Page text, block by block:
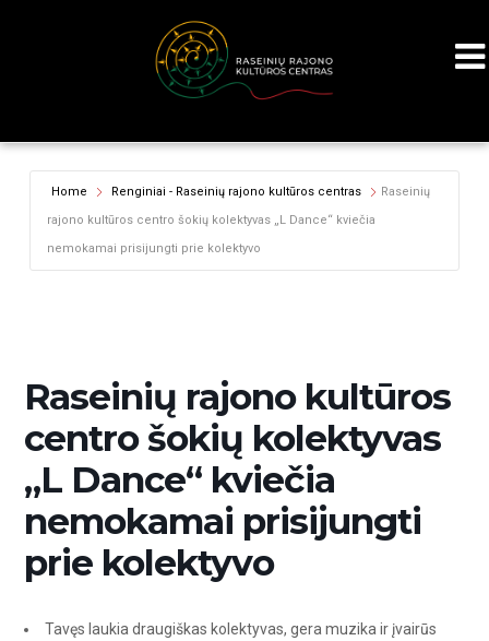
Home Renginiai - Raseinių rajono kultūros centras
Raseinių
rajono kultūros centro šokių kolektyvas „L Dance“ kviečia
nemokamai prisijungti prie kolektyvo
Raseinių rajono kultūros
centro šokių kolektyvas
„L Dance“ kviečia
nemokamai prisijungti
prie kolektyvo
Tavęs laukia draugiškas kolektyvas, gera muzika ir įvairūs